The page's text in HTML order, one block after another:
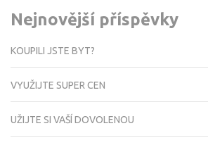
Nejnovější příspěvky
KOUPILI JSTE BYT?
VYUŽIJTE SUPER CEN
UŽIJTE SI VAŠÍ DOVOLENOU